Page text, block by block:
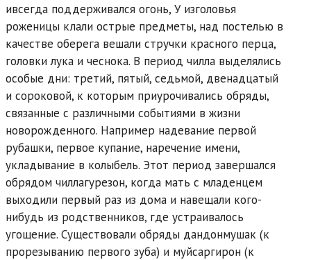
ивсегда поддерживался огонь, У изголовья
роженицы клали острые предметы, над постелью в
качестве оберега вешали стручки красного перца,
головки лука и чеснока. В период чилла выделялись
особые дни: третий, пятый, седьмой, двенадцатый
и сороковой, к которым приурочивались обряды,
связанные с различными событиями в жизни
новорожденного. Например надевание первой
рубашки, первое купание, наречение имени,
укладывание в колыбель. Этот период завершался
обрядом чиллагурезон, когда мать с младенцем
выходили первый раз из дома и навещали кого-
нибудь из родственников, где устраивалось
угощение. Существовали обряды дандонмушак (к
прорезыванию первого зуба) и муйсаргирон (к